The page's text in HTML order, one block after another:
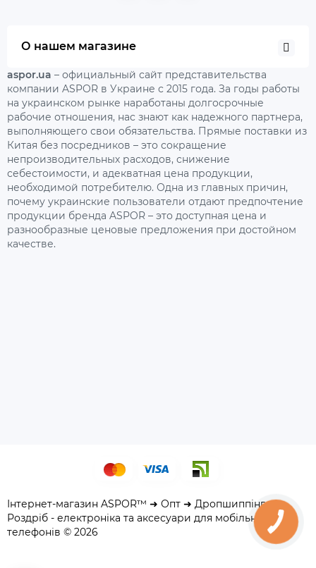
О нашем магазине
aspor.ua – официальный сайт представительства
компании ASPOR в Украине с 2015 года. За годы работы
на украинском рынке наработаны долгосрочные
рабочие отношения, нас знают как надежного партнера,
выполняющего свои обязательства. Прямые поставки из
Китая без посредников – это сокращение
непроизводительных расходов, снижение
себестоимости, и адекватная цена продукции,
необходимой потребителю. Одна из главных причин,
почему украинские пользователи отдают предпочтение
продукции бренда ASPOR – это доступная цена и
разнообразные ценовые предложения при достойном
качестве.
Інтернет-магазин ASPOR™ ➜ Опт ➜ Дропшиппінг ➜
Роздріб - електроніка та аксесуари для мобільних
телефонів © 2026